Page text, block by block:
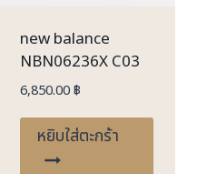
new balance
NBN06236X C03
6,850.00฿
หยิบใส่ตะกร้า